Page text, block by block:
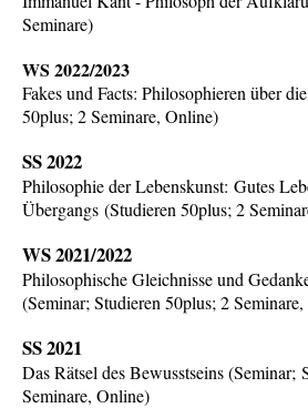
Seminare)
WS 2022/2023
Fakes und Facts: Philosophieren über
50plus; 2 Seminare, Online)
SS 2022
Philosophie der Lebenskunst: Gutes
Übergangs (Studieren 50plus; 2
WS 2021/2022
Philosophische Gleichnisse und
(Seminar; Studieren 50plus; 2 Seminare,
SS 2021
Das Rätsel des Bewusstseins (Seminar;
Seminare, Online)